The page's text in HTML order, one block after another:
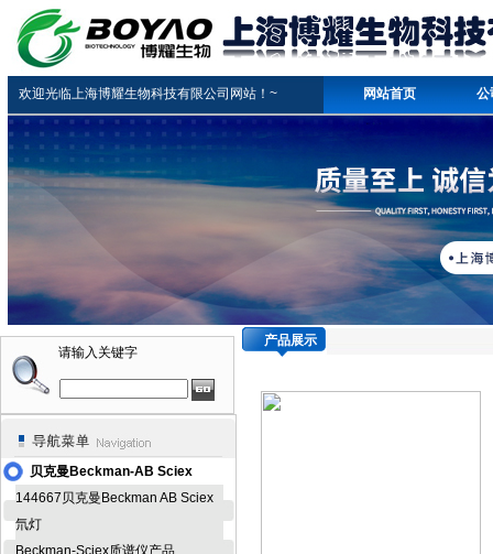
欢迎光临上海博耀生物科技有限公司网站！~ 网站首页 公
请输入关键字
贝克曼Beckman-AB Sciex
144667贝克曼Beckman AB Sciex
氘灯
Beckman-Sciex质谱仪产品
产品展示